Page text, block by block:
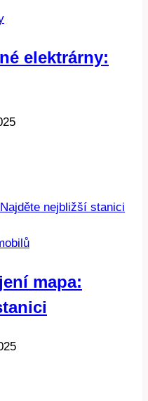
elektrárny:
mapa: